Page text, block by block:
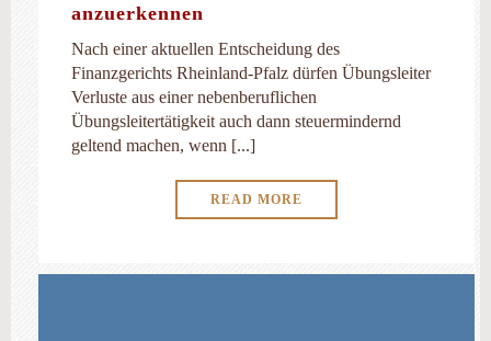
anzuerkennen
Nach einer aktuellen Entscheidung des
Finanzgerichts Rheinland-Pfalz dürfen Übungsleiter
Verluste aus einer nebenberuflichen
Übungsleitertätigkeit auch dann steuermindernd
geltend machen, wenn [...]
READ MORE